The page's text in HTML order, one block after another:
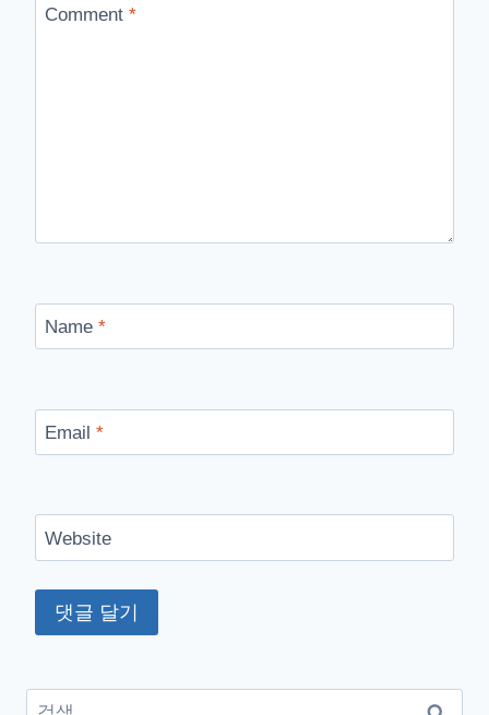
Comment *
Name *
Email *
Website
검